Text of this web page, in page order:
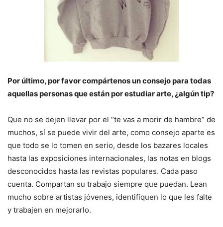
Por último, por favor compártenos un consejo para todas
aquellas personas que están por estudiar arte, ¿algún tip?
Que no se dejen llevar por el “te vas a morir de hambre” de
muchos, sí se puede vivir del arte, como consejo aparte es
que todo se lo tomen en serio, desde los bazares locales
hasta las exposiciones internacionales, las notas en blogs
desconocidos hasta las revistas populares. Cada paso
cuenta. Compartan su trabajo siempre que puedan. Lean
mucho sobre artistas jóvenes, identifiquen lo que les falte
y trabajen en mejorarlo.